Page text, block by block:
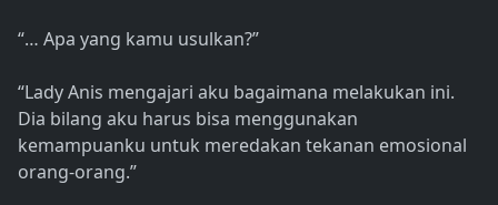
“… Apa yang kamu usulkan?”
“Lady Anis mengajari aku bagaimana melakukan ini.
Dia bilang aku harus bisa menggunakan
kemampuanku untuk meredakan tekanan emosional
orang-orang.”